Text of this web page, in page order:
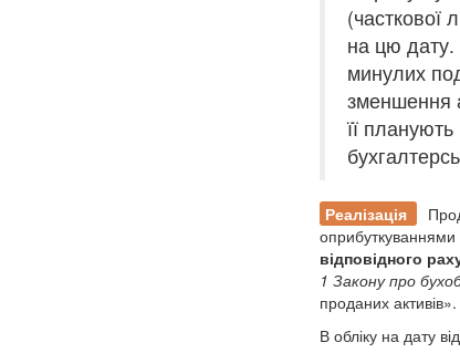
(часткової
на цю дату.
минулих
зменшення
її
Реалізація
відповідного
1 Закону про
проданих активів».
В обліку на дату